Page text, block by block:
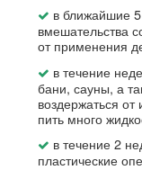
в ближайшие
вмешательства
от применения
в течение
бани, сауны, а
воздержаться от
пить много
в течение 2
пластические